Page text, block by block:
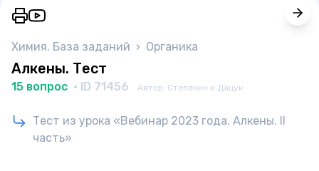
Химия. База заданий › Органика
Алкены. Тест
15 вопрос · ID 71456 Автор: Степенин и Дацук
Тест из урока «Вебинар 2023 года. Алкены. II
часть»